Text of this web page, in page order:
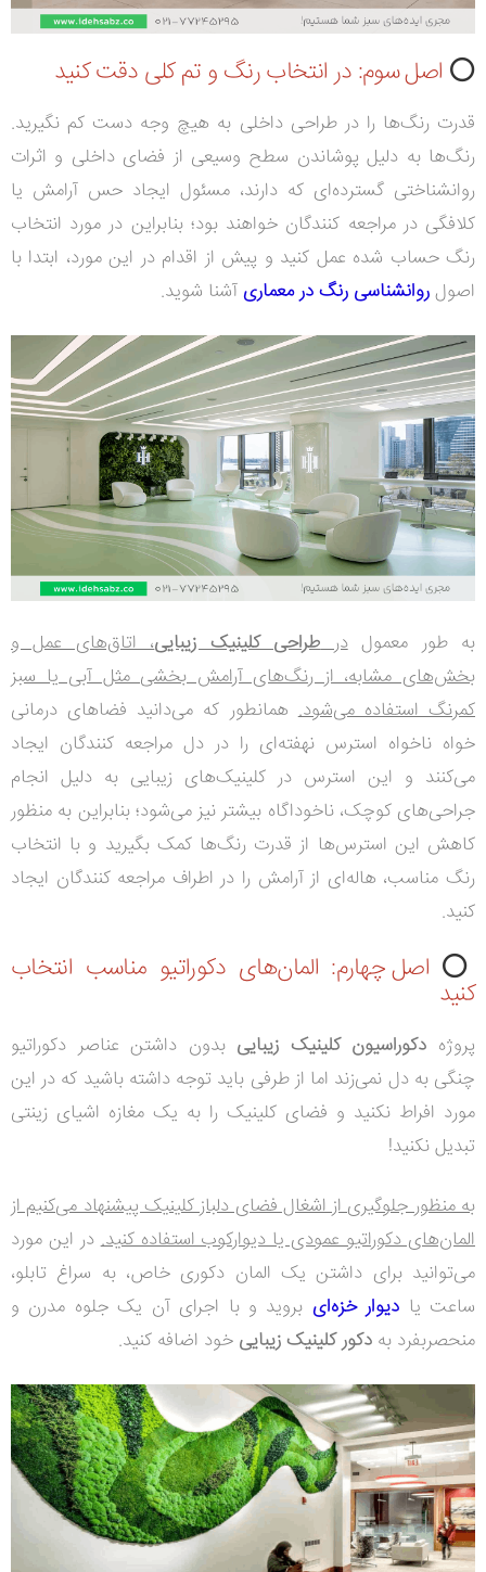
⭕ اصل سوم: در انتخاب رنگ و تم کلی دقت کنید
قدرت رنگ‌ها را در طراحی داخلی به هیچ وجه دست کم نگیرید.
رنگ‌ها به دلیل پوشاندن سطح وسیعی از فضای داخلی و اثرات
روانشناختی گسترده‌ای که دارند، مسئول ایجاد حس آرامش یا
کلافگی در مراجعه کنندگان خواهند بود؛ بنابراین در مورد انتخاب
رنگ حساب شده عمل کنید و پیش از اقدام در این مورد، ابتدا با
اصولروانشناسی رنگ در معماریآشنا شوید.
به طور معمولدرطراحی کلینیک‌ زیبایی، اتاق‌های عمل و
بخش‌های مشابه، از رنگ‌های آرامش بخشی مثل آبی یا سبز
کمرنگ استفاده می‌شود.همانطور که می‌دانید فضاهای درمانی
خواه ناخواه استرس نهفته‌ای را در دل مراجعه کنندگان ایجاد
می‌کنند و این استرس در کلینیک‌های زیبایی به دلیل انجام
جراحی‌های کوچک، ناخوداگاه بیشتر نیز می‌شود؛ بنابراین به منظور
کاهش این استرس‌ها از قدرت رنگ‌ها کمک بگیرید و با انتخاب
رنگ مناسب، هاله‌ای از آرامش را در اطراف مراجعه کنندگان ایجاد
کنید.
⭕ اصل چهارم: المان‌های دکوراتیو مناسب انتخاب
کنید
پروژه دکوراسیون کلینیک زیبایی بدون داشتن عناصر دکوراتیو
چنگی به دل نمی‌زند اما از طرفی باید توجه داشته باشید که در این
مورد افراط نکنید و فضای کلینیک را به یک مغازه اشیای زینتی
تبدیل نکنید!
به منظور جلوگیری از اشغال فضای دلباز کلینیک پیشنهاد می‌کنیم از
المان‌های دکوراتیو عمودی یا دیوارکوب استفاده کنید.در این مورد
می‌توانید برای داشتن یک المان دکوری خاص، به سراغ تابلو،
ساعت یا دیوار خزه‌ای بروید و با اجرای آن یک جلوه مدرن و
منحصربفرد به دکور کلینیک زیبایی خود اضافه کنید.